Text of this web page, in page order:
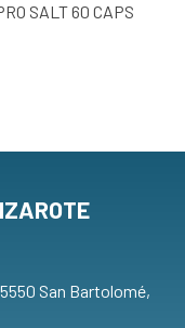
SALT 60 CAPS
San Bartolomé,